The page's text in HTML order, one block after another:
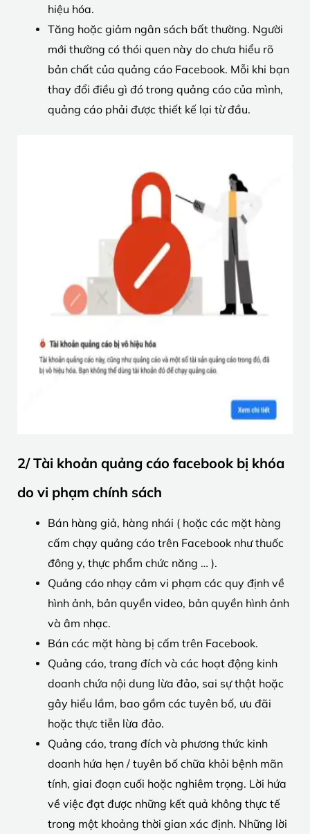
hiệu hóa.
Tăng hoặc giảm ngân sách bất thường. Người
mới thường có thói quen này do chưa hiểu rõ
bản chất của quảng cáo Facebook. Mỗi khi bạn
thay đổi điều gì đó trong quảng cáo của mình,
quảng cáo phải được thiết kế lại từ đầu.
2/ Tài khoản quảng cáo facebook bị khóa
do vi phạm chính sách
Bán hàng giả, hàng nhái ( hoặc các mặt hàng
cấm chạy quảng cáo trên Facebook như thuốc
đông y, thực phẩm chức năng … ).
Quảng cáo nhạy cảm vi phạm các quy định về
hình ảnh, bản quyền video, bản quyền hình ảnh
và âm nhạc.
Bán các mặt hàng bị cấm trên Facebook.
Quảng cáo, trang đích và các hoạt động kinh
doanh chứa nội dung lừa đảo, sai sự thật hoặc
gây hiểu lầm, bao gồm các tuyên bố, ưu đãi
hoặc thực tiễn lừa đảo.
Quảng cáo, trang đích và phương thức kinh
doanh hứa hẹn / tuyên bố chữa khỏi bệnh mãn
tính, giai đoạn cuối hoặc nghiêm trọng. Lời hứa
về việc đạt được những kết quả không thực tế
trong một khoảng thời gian xác định. Những lời